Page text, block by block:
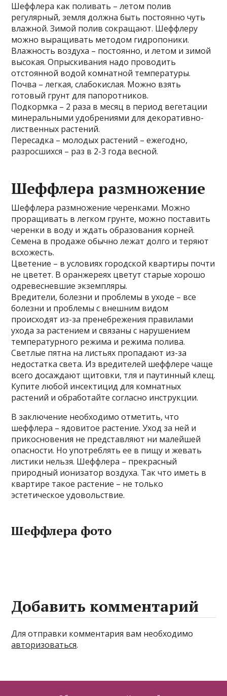
Шеффлера как поливать – летом полив
регулярный, земля должна быть постоянно чуть
влажной. Зимой полив сокращают. Шеффлеру
можно выращивать методом гидропоники.
Влажность воздуха – постоянно, и летом и зимой
высокая. Опрыскивания надо проводить
отстоянной водой комнатной температуры.
Почва – легкая, слабокислая. Можно взять
готовый грунт для папоротников.
Подкормка – 2 раза в месяц в период вегетации
минеральными удобрениями для декоративно-
лиственных растений.
Пересадка – молодых растений – ежегодно,
разросшихся – раз в 2-3 года весной.
Шеффлера размножение
Шеффлера размножение черенками. Можно
проращивать в легком грунте, можно поставить
черенки в воду и ждать образования корней.
Семена в продаже обычно лежат долго и теряют
всхожесть.
Цветение – в условиях городской квартиры почти
не цветет. В оранжереях цветут старые хорошо
одревесневшие экземпляры.
Вредители, болезни и проблемы в уходе – все
болезни и проблемы с внешним видом
происходят из-за пренебрежения правилами
ухода за растением и связаны с нарушением
температурного режима и режима полива.
Светлые пятна на листьях пропадают из-за
недостатка света. Из вредителей шеффлере чаще
всего досаждают щитовки, тля и паутинный клещ.
Купите любой инсектицид для комнатных
растений и обработайте согласно инструкции.
В заключение необходимо отметить, что
шеффлера – ядовитое растение. Уход за ней и
прикосновения не представляют ни малейшей
опасности. Но употреблять ее в пищу и жевать
листики нельзя. Шеффлера – прекрасный
природный ионизатор воздуха. Так что иметь в
квартире такое растение – не только
эстетическое удовольствие.
Шеффлера фото
Добавить комментарий
Для отправки комментария вам необходимо
авторизоваться.